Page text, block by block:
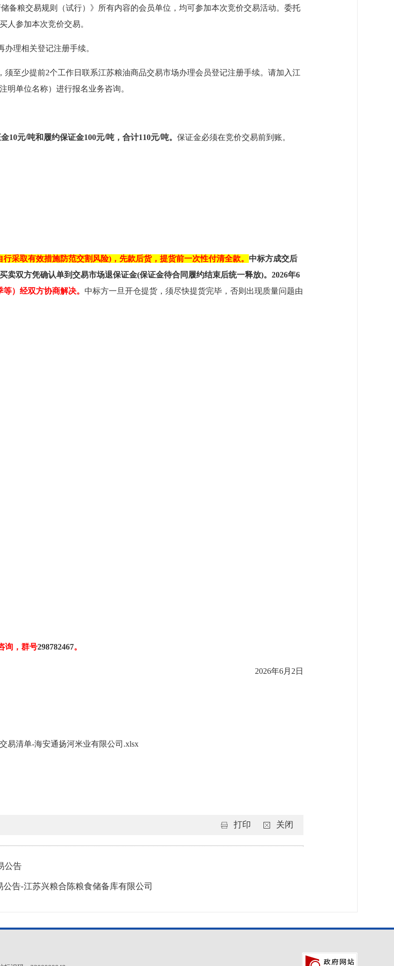
备粮交易规则（试行）》所有内容的会员单位，均可参加本次竞价交易活动。委托
人参加本次竞价交易。
理相关登记注册手续。
至少提前2个工作日联系江苏粮油商品交易市场办理会员登记注册手续。请加入江
明单位名称）进行报名业务咨询。
10元/吨和履约保证金100元/吨，合计110元/吨。 保证金必须在竞价交易前到账。
采取有效措施防范交割风险)， 先款后货，提货前一次性付清全款。 中标方成交后
双方凭确认单到交易市场退保证金(保证金待合同履约结束后统一释放)。 2026年6
）经双方协商解决。 中标方一旦开仓提货，须尽快提货完毕，否则出现质量问题由
询，群号298782467。
2026年6月2日
易清单-海安通扬河米业有限公司.xlsx
打印 关闭
公告
告-江苏兴粮合陈粮食储备库有限公司